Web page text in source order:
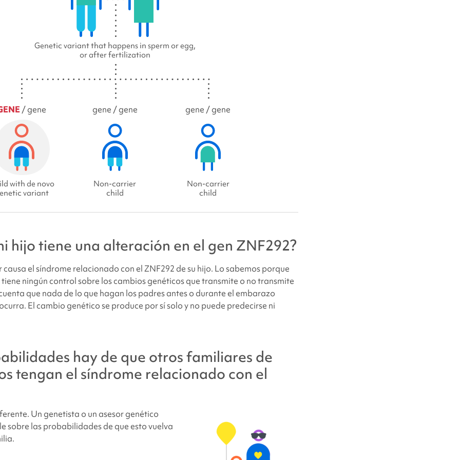
Genetic variant that happens in sperm or egg,
or after fertilization
/ gene
with de novo
variant
gene / gene
Non-carrier
child
gene / gene
Non-carrier
child
hijo tiene una alteración en el gen ZNF292?
elsíndrome relacionado con el ZNF292 de su hijo. Lo sabemos porque
ningún control sobre los cambios genéticos que transmite o no transmite
cuenta que nada de lo que hagan los padres antes o durante el embarazo
El cambio genético se produce por sí solo y no puede predecirse ni
hay de que otros familiares de
tengan el síndrome relacionado con el
Un genetista o un asesor genético
sobre las probabilidades de que esto vuelva